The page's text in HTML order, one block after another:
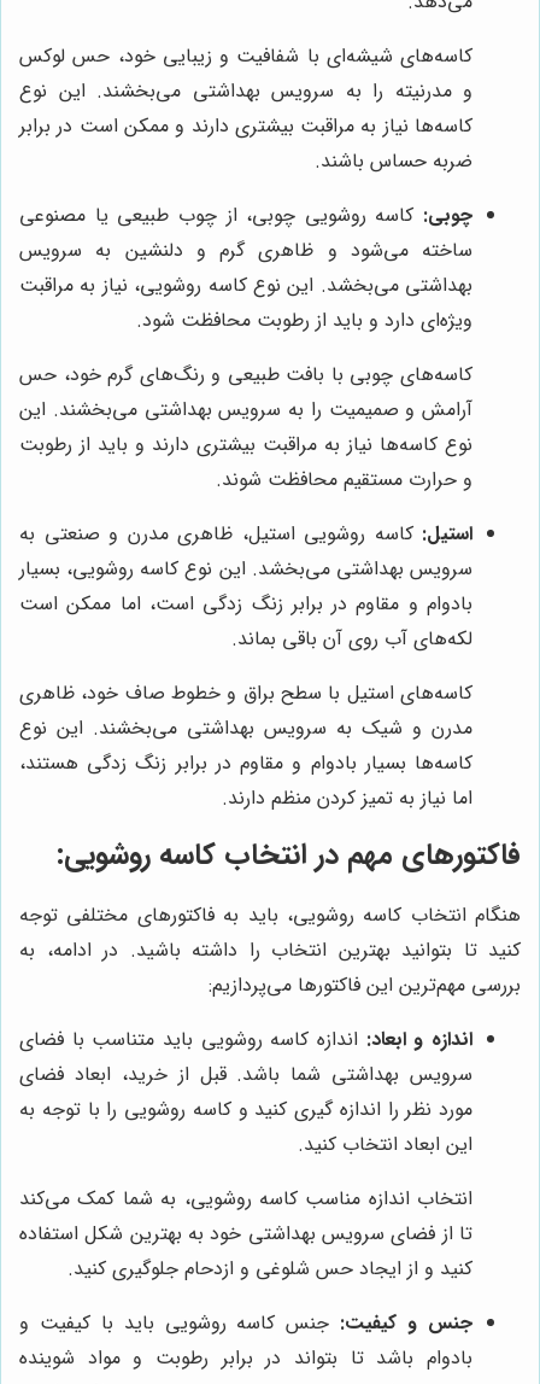
کاسه‌های شیشه‌ای با شفافیت و زیبایی خود، حس لوکس
و مدرنیته را به سرویس بهداشتی می‌بخشند. این نوع
کاسه‌ها نیاز به مراقبت بیشتری دارند و ممکن است در برابر
ضربه حساس باشند.
چوبی: کاسه روشویی چوبی، از چوب طبیعی یا مصنوعی
ساخته می‌شود و ظاهری گرم و دلنشین به سرویس
بهداشتی می‌بخشد. این نوع کاسه روشویی، نیاز به مراقبت
ویژه‌ای دارد و باید از رطوبت محافظت شود.
کاسه‌های چوبی با بافت طبیعی و رنگ‌های گرم خود، حس
آرامش و صمیمیت را به سرویس بهداشتی می‌بخشند. این
نوع کاسه‌ها نیاز به مراقبت بیشتری دارند و باید از رطوبت
و حرارت مستقیم محافظت شوند.
استیل: کاسه روشویی استیل، ظاهری مدرن و صنعتی به
سرویس بهداشتی می‌بخشد. این نوع کاسه روشویی، بسیار
بادوام و مقاوم در برابر زنگ زدگی است، اما ممکن است
لکه‌های آب روی آن باقی بماند.
کاسه‌های استیل با سطح براق و خطوط صاف خود، ظاهری
مدرن و شیک به سرویس بهداشتی می‌بخشند. این نوع
کاسه‌ها بسیار بادوام و مقاوم در برابر زنگ زدگی هستند،
اما نیاز به تمیز کردن منظم دارند.
فاکتورهای مهم در انتخاب کاسه روشویی:
هنگام انتخاب کاسه روشویی، باید به فاکتورهای مختلفی توجه
کنید تا بتوانید بهترین انتخاب را داشته باشید. در ادامه، به
بررسی مهم‌ترین این فاکتورها می‌پردازیم:
اندازه و ابعاد: اندازه کاسه روشویی باید متناسب با فضای
سرویس بهداشتی شما باشد. قبل از خرید، ابعاد فضای
مورد نظر را اندازه گیری کنید و کاسه روشویی را با توجه به
این ابعاد انتخاب کنید.
انتخاب اندازه مناسب کاسه روشویی، به شما کمک می‌کند
تا از فضای سرویس بهداشتی خود به بهترین شکل استفاده
کنید و از ایجاد حس شلوغی و ازدحام جلوگیری کنید.
جنس و کیفیت: جنس کاسه روشویی باید با کیفیت و
بادوام باشد تا بتواند در برابر رطوبت و مواد شوینده